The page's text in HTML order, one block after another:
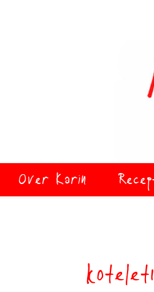
Over Karin